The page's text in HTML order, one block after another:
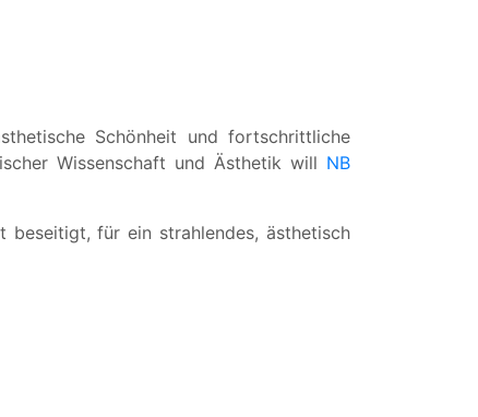
Schönheit und fortschrittliche
Wissenschaft und Ästhetik will NB
für ein strahlendes, ästhetisch